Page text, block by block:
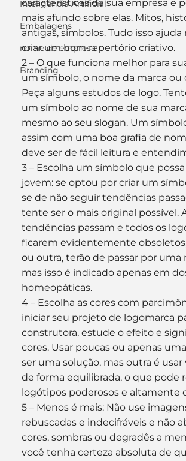
Inteligência Artificial
Embalagens
nome de empresa
Branding
características de sua empresa e
mais afundo sobre elas. Mitos,
antigas, símbolos. Tudo isso ajuda
criar um bom repertório criativo.
2 – O que funciona melhor para
um símbolo, o nome da marca ou
Peça alguns estudos de logo.
um símbolo ao nome de sua
mesmo ao seu slogan. Um
assim com uma boa grafia de
deve ser de fácil leitura e
3 – Escolha um símbolo que
jovem: se optou por criar um
se de não seguir tendências
tente ser o mais original possível.
tendências passam e todos os
ficarem evidentemente
ou outra, terão de passar por uma
mas isso é indicado apenas em
homeopáticas.
4 – Escolha as cores com
iniciar seu projeto de logomarca
construtora, estude o efeito e
cores. Usar poucas ou apenas
ser uma solução, mas outra é usar
de forma equilibrada, o que pode
logótipos poderosos e altamente
5 – Menos é mais: Não use
rebuscadas e indecifráveis e não
cores, sombras ou degradês a
você tenha certeza absoluta de